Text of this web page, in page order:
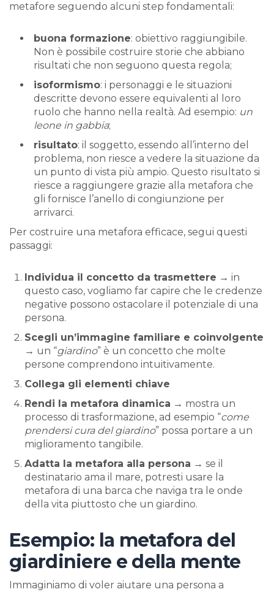
metafore seguendo alcuni step fondamentali:
buona formazione: obiettivo raggiungibile.
Non è possibile costruire storie che abbiano
risultati che non seguono questa regola;
isoformismo: i personaggi e le situazioni
descritte devono essere equivalenti al loro
ruolo che hanno nella realtà. Ad esempio: un
leone in gabbia;
risultato: il soggetto, essendo all’interno del
problema, non riesce a vedere la situazione da
un punto di vista più ampio. Questo risultato si
riesce a raggiungere grazie alla metafora che
gli fornisce l’anello di congiunzione per
arrivarci.
Per costruire una metafora efficace, segui questi
passaggi:
Individua il concetto da trasmettere → in
questo caso, vogliamo far capire che le credenze
negative possono ostacolare il potenziale di una
persona.
Scegli un’immagine familiare e coinvolgente
→ un “giardino” è un concetto che molte
persone comprendono intuitivamente.
Collega gli elementi chiave
Rendi la metafora dinamica → mostra un
processo di trasformazione, ad esempio “come
prendersi cura del giardino” possa portare a un
miglioramento tangibile.
Adatta la metafora alla persona → se il
destinatario ama il mare, potresti usare la
metafora di una barca che naviga tra le onde
della vita piuttosto che un giardino.
Esempio: la metafora del
giardiniere e della mente
Immaginiamo di voler aiutare una persona a